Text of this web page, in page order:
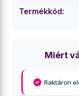
Termékkód:
Miért
Raktáron